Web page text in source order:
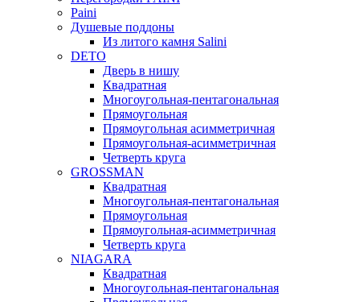
Paini
Душевые поддоны
Из литого камня Salini
DETO
Дверь в нишу
Квадратная
Многоугольная-пентагональная
Прямоугольная
Прямоугольная асимметричная
Прямоугольная-асимметричная
Четверть круга
GROSSMAN
Квадратная
Многоугольная-пентагональная
Прямоугольная
Прямоугольная-асимметричная
Четверть круга
NIAGARA
Квадратная
Многоугольная-пентагональная